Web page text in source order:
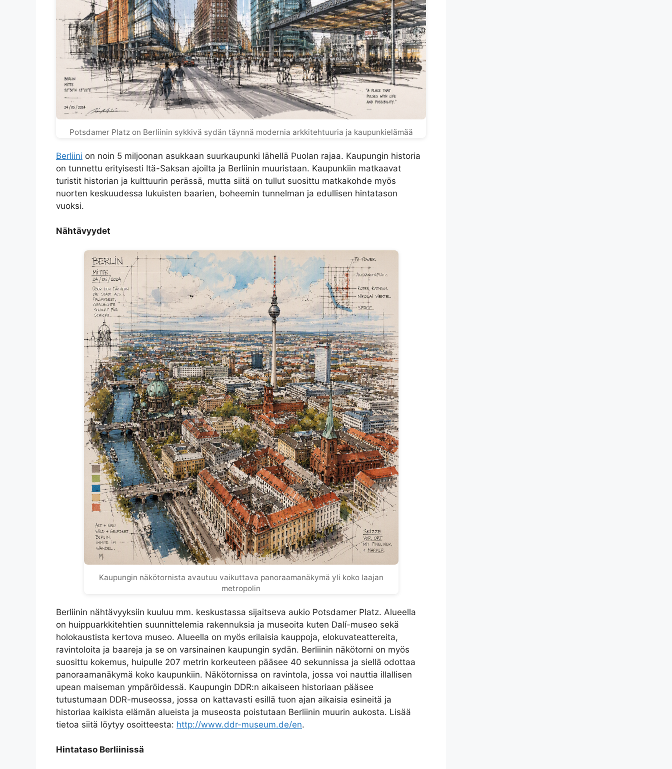
Potsdamer Platz on Berliinin sykkivä sydän täynnä modernia arkkitehtuuria ja kaupunkielämää
Berliini on noin 5 miljoonan asukkaan suurkaupunki lähellä Puolan rajaa. Kaupungin historia
on tunnettu erityisesti Itä-Saksan ajoilta ja Berliinin muuristaan. Kaupunkiin matkaavat
turistit historian ja kulttuurin perässä, mutta siitä on tullut suosittu matkakohde myös
nuorten keskuudessa lukuisten baarien, boheemin tunnelman ja edullisen hintatason
vuoksi.
Nähtävyydet
Kaupungin näkötornista avautuu vaikuttava panoraamanäkymä yli koko laajan
metropolin
Berliinin nähtävyyksiin kuuluu mm. keskustassa sijaitseva aukio Potsdamer Platz. Alueella
on huippuarkkitehtien suunnittelemia rakennuksia ja museoita kuten Dalí-museo sekä
holokaustista kertova museo. Alueella on myös erilaisia kauppoja, elokuvateattereita,
ravintoloita ja baareja ja se on varsinainen kaupungin sydän. Berliinin näkötorni on myös
suosittu kokemus, huipulle 207 metrin korkeuteen pääsee 40 sekunnissa ja siellä odottaa
panoraamanäkymä koko kaupunkiin. Näkötornissa on ravintola, jossa voi nauttia illallisen
upean maiseman ympäröidessä. Kaupungin DDR:n aikaiseen historiaan pääsee
tutustumaan DDR-museossa, jossa on kattavasti esillä tuon ajan aikaisia esineitä ja
historiaa kaikista elämän alueista ja museosta poistutaan Berliinin muurin aukosta. Lisää
tietoa siitä löytyy osoitteesta: http://www.ddr-museum.de/en.
Hintataso Berliinissä